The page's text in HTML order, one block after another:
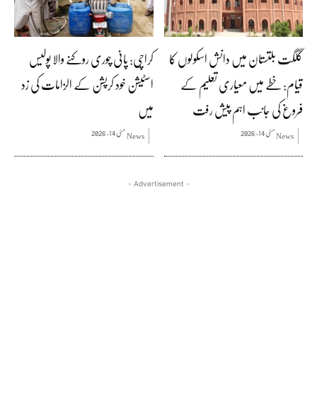
گلگت بلتستان میں دانش اسکولوں کا
قیام: خطے میں معیاری تعلیم کے
فروغ کی جانب اہم پیش رفت
Newsمئی 14, 2026
کراچی: پانی چوری روکنے والا پولیس
اسٹیشن خود کرپشن کے الزامات کی زد
میں
Newsمئی 14, 2026
- Advertisement -